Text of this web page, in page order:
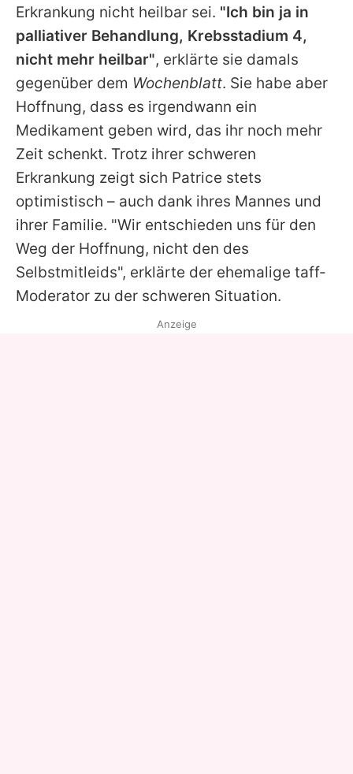
Erkrankung nicht heilbar sei. "Ich bin ja in
palliativer Behandlung, Krebsstadium 4,
nicht mehr heilbar", erklärte sie damals
gegenüber dem Wochenblatt. Sie habe aber
Hoffnung, dass es irgendwann ein
Medikament geben wird, das ihr noch mehr
Zeit schenkt. Trotz ihrer schweren
Erkrankung zeigt sich Patrice stets
optimistisch – auch dank ihres Mannes und
ihrer Familie. "Wir entschieden uns für den
Weg der Hoffnung, nicht den des
Selbstmitleids", erklärte der ehemalige taff-
Moderator zu der schweren Situation.
Anzeige